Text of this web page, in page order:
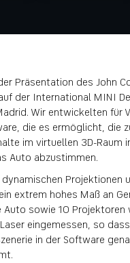
Präsentation des John
der International MINI
Wir entwickelten für
die es ermöglicht, die
im virtuellen 3D-Raum
Auto abzustimmen.
Projektionen
extrem hohes Maß an
Auto sowie 10 Projektoren
eingemessen, so
in der Software